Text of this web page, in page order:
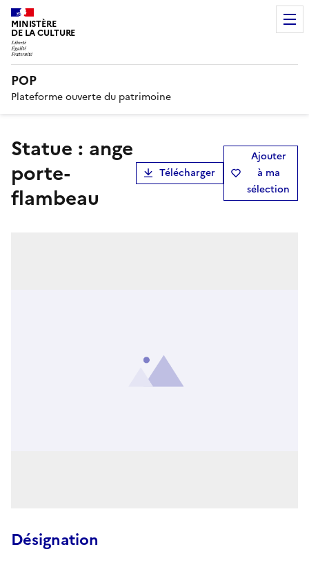
MINISTÈRE
DE LA CULTURE
POP
Plateforme ouverte du patrimoine
statue : ange
porte-
flambeau
Télécharger
Ajouter
à ma
sélection
Désignation